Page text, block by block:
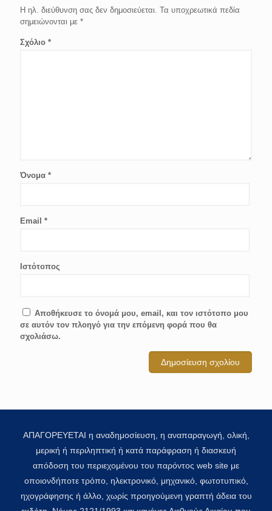
Η ηλ. διεύθυνση σας δεν δημοσιεύεται. Τα υποχρεωτικά πεδία
σημειώνονται με *
Σχόλιο *
Όνομα *
Email *
Ιστότοπος
Αποθήκευσε το όνομά μου, email, και τον ιστότοπο μου
σε αυτόν τον πλοηγό για την επόμενη φορά που θα
σχολιάσω.
ΑΠΑΓΟΡΕΥΕΤΑΙ η αναδημοσίευση, η αναπαραγωγή, ολική,
μερική ή περιληπτική ή κατά παράφραση ή διασκευή
απόδοση του περιεχομένου του παρόντος web site με
οποιονδήποτε τρόπο, ηλεκτρονικό, μηχανικό, φωτοτυπικό,
ηχογράφησης ή άλλο, χωρίς προηγούμενη γραπτή άδεια του